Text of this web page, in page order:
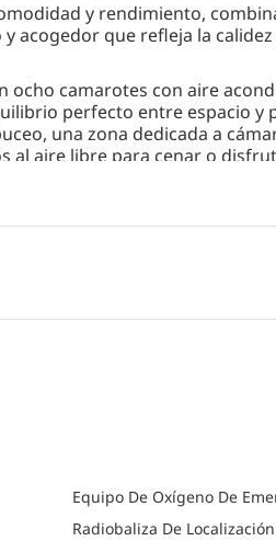
y rendimiento,
acogedor que refleja la
ocho camarotes con aire
perfecto entre espacio y
una zona dedicada a
al aire libre para cenar o
tiburones y vibrantes
una de las tripulaciones más
Equipo De Oxígeno De
Radiobaliza De